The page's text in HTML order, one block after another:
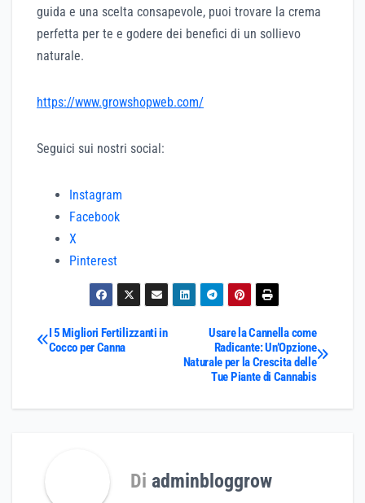
guida e una scelta consapevole, puoi trovare la crema
perfetta per te e godere dei benefici di un sollievo
naturale.
https://www.growshopweb.com/
Seguici sui nostri social:
Instagram
Facebook
X
Pinterest
Navigazione
Usare la Cannella come
Radicante: Un’Opzione
Naturale per la Crescita delle
Tue Piante di Cannabis
I 5 Migliori Fertilizzanti in
Cocco per Canna
Di adminbloggrow